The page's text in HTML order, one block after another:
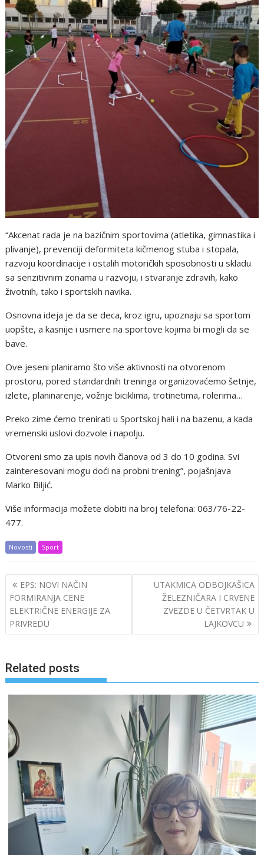
“Akcenat rada je na bazičnim sportovima (atletika, gimnastika i
plivanje), prevenciji deformiteta kičmenog stuba i stopala,
razvoju koordinacije i ostalih motoričkih sposobnosti u skladu
sa senzitivnim zonama u razvoju, i stvaranje zdravih, kako
životnih, tako i sportskih navika.
Osnovna ideja je da se deca, kroz igru, upoznaju sa sportom
uopšte, a kasnije i usmere na sportove kojima bi mogli da se
bave.
Ove jeseni planiramo što više aktivnosti na otvorenom
prostoru, pored standardnih treninga organizovaćemo šetnje,
izlete, planinarenje, vožnje biciklima, trotinetima, rolerima…
Preko zime ćemo trenirati u Sportskoj hali i na bazenu, a kada
vremenski uslovi dozvole i napolju.
Otvoreni smo za upis novih članova od 3 do 10 godina. Svi
zainteresovani mogu doći na probni trening”, pojašnjava
Marko Biljić.
Više informacija možete dobiti na broj telefona: 063/76-22-
477.
Novosti Sport
Post
navigation
EPS: NOVI NAČIN
FORMIRANJA CENE
ELEKTRIČNE ENERGIJE ZA
PRIVREDU
UTAKMICA ODBOJKAŠICA
ŽELEZNIČARA I CRVENE
ZVEZDE U ČETVRTAK U
LAJKOVCU
Related posts